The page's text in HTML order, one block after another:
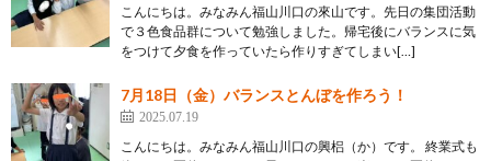
こんにちは。みなみん福山川口の來山です。先日の集団活動
で３色食品群について勉強しました。帰宅後にバランスに気
をつけて夕食を作っていたら作りすぎてしまい[…]
7月18日（金）バランスとんぼを作ろう！
2025.07.19
こんにちは。みなみん福山川口の興梠（か）です。 終業式も